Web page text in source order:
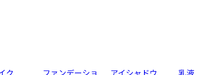
ク
ファンデーショ
アイシャドウ
乳液